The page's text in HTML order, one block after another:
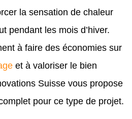
la sensation de chaleur
pendant les mois d’hiver.
à faire des économies sur
et à valoriser le bien
Suisse vous propose
pour ce type de projet.